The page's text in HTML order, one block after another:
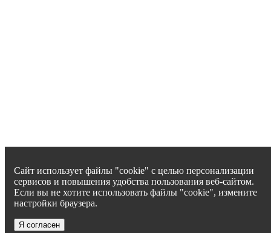
Сайт использует файлы "cookie" с целью персонализации
сервисов и повышения удобства пользования веб-сайтом.
Если вы не хотите использовать файлы "cookie", измените
настройки браузера.
Я согласен